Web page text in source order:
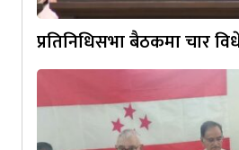
प्रतिनिधिसभा बैठकमा चार